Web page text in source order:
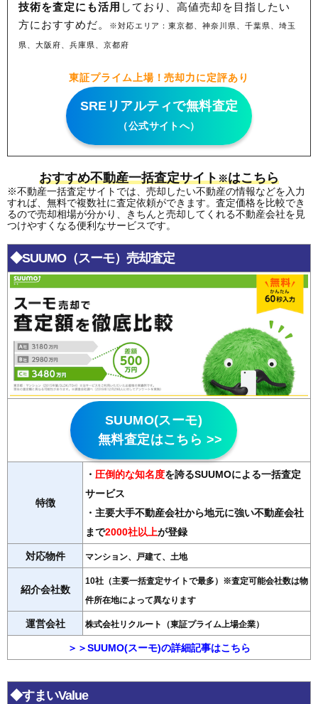
技術を査定にも活用 しており、高値売却を目指したい
方におすすめだ。
※対応エリア：東京都、神奈川県、千葉県、埼玉
県、大阪府、兵庫県、京都府
東証プライム上場！売却力に定評あり
SREリアルティで無料査定
（公式サイトへ）
おすすめ不動産一括査定サイト※はこちら
※不動産一括査定サイトでは、売却したい不動産の情報などを入力
すれば、無料で複数社に査定依頼ができます。査定価格を比較でき
るので売却相場が分かり、きちんと売却してくれる不動産会社を見
つけやすくなる便利なサービスです。
◆SUUMO（スーモ）売却査定
SUUMO(スーモ)
無料査定はこちら >>
特徴
・ 圧倒的な知名度を誇るSUUMOによる一括査定
サービス
・主要大手不動産会社から地元に強い不動産会社
まで2000社以上が登録
対応物件 マンション、戸建て、土地
紹介会社数
10社（主要一括査定サイトで最多）※査定可能会社数は物
件所在地によって異なります
運営会社 株式会社リクルート（東証プライム上場企業）
＞＞SUUMO(スーモ)の詳細記事はこちら
◆すまいValue